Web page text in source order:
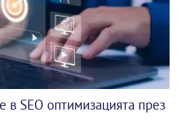
в SEO оптимизацията през